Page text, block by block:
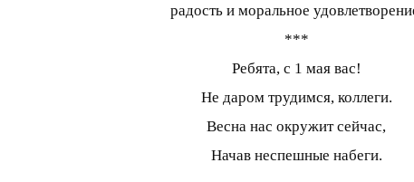
радость и моральное
***
Ребята, с 1 мая вас!
Не даром трудимся, коллеги.
Весна нас окружит сейчас,
Начав неспешные набеги.